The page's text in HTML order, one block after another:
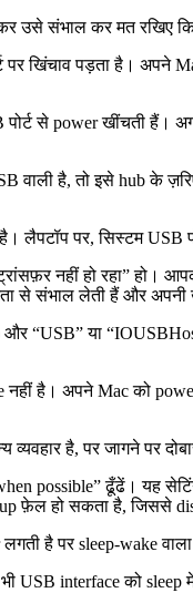
उसे संभाल कर मत रखिए कि
पर खिंचाव पड़ता है।
से power खींचती हैं।
वाली है, तो इसे hub के
पर, सिस्टम USB
नहीं हो रहा” हो।
से संभाल लेती हैं और
“USB” या
है। अपने Mac को
है, पर जागने पर
possible” ढूँढें। यह
फ़ेल हो सकता है, जिससे
है पर sleep-wake
USB interface को